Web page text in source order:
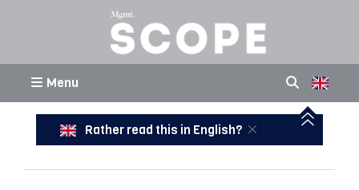
Menu
Rather read this in English?